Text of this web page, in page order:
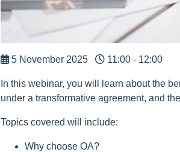
5 November 2025 11:00 - 12:00
In this webinar, you will learn about the
under a transformative agreement, and
Topics covered will include:
Why choose OA?